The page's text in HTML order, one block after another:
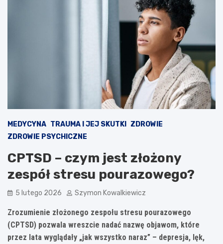
MEDYCYNA TRAUMA I JEJ SKUTKI
ZDROWIE
ZDROWIE PSYCHICZNE
CPTSD – czym jest złożony
zespół stresu pourazowego?
5 lutego 2026 Szymon Kowalkiewicz
Zrozumienie złożonego zespołu stresu pourazowego
(CPTSD) pozwala wreszcie nadać nazwę objawom, które
przez lata wyglądały „jak wszystko naraz” – depresja, lęk,